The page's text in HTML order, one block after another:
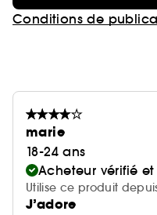
Conditions de
marie
18-24 ans
Acheteur vérifié
Utilise ce produit
J’adore